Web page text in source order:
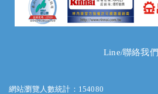
Line/聯絡我們
網站瀏覽人數統計：154080